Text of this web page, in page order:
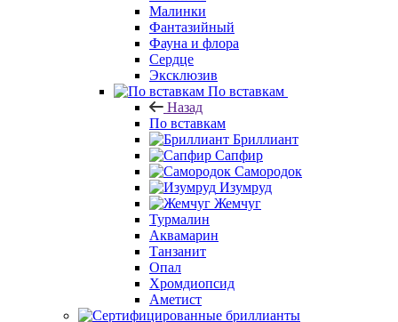
Малинки
Фантазийный
Фауна и флора
Сердце
Эксклюзив
По вставкам
Назад
По вставкам
Бриллиант
Сапфир
Самородок
Изумруд
Жемчуг
Турмалин
Аквамарин
Танзанит
Опал
Хромдиопсид
Аметист